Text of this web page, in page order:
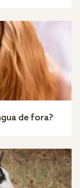
de fora?